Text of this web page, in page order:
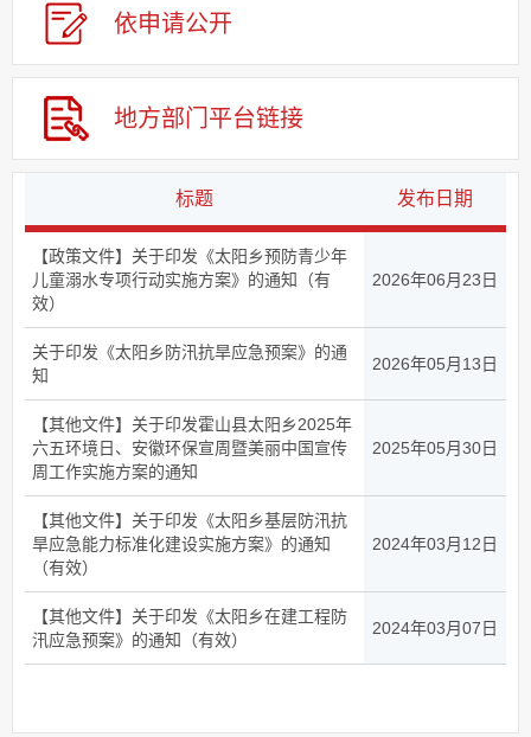
依申请公开
地方部门平台链接
标题 发布日期
【政策文件】关于印发《太阳乡预防青少年
儿童溺水专项行动实施方案》的通知（有
效）
2026年06月23日
关于印发《太阳乡防汛抗旱应急预案》的通
知
2026年05月13日
【其他文件】关于印发霍山县太阳乡2025年
六五环境日、安徽环保宣周暨美丽中国宣传
周工作实施方案的通知
2025年05月30日
【其他文件】关于印发《太阳乡基层防汛抗
旱应急能力标准化建设实施方案》的通知
（有效）
2024年03月12日
【其他文件】关于印发《太阳乡在建工程防
汛应急预案》的通知（有效）
2024年03月07日